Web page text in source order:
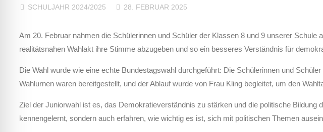
SCHULJAHR 2024/2025 28. FEBRUAR 2025
Am 20. Februar nahmen die Schülerinnen und Schüler der Klassen 8 und 9 unserer
realitätsnahen Wahlakt ihre Stimme abzugeben und so ein besseres Verständnis für
Die Wahl wurde wie eine echte Bundestagswahl durchgeführt: Die Schülerinnen und
Wahlurnen waren bereitgestellt, und der Ablauf wurde von Frau Kling begleitet, um den
Ziel der Juniorwahl ist es, das Demokratieverständnis zu stärken und die politische
kennengelernt, sondern auch erfahren, wie wichtig es ist, sich mit politischen Themen